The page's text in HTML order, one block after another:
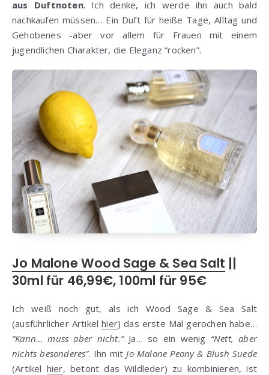
aus Duftnoten. Ich denke, ich werde ihn auch bald
nachkaufen müssen… Ein Duft für heiße Tage, Alltag und
Gehobenes -aber vor allem für Frauen mit einem
jugendlichen Charakter, die Eleganz “rocken”.
Jo Malone Wood Sage & Sea Salt ||
30ml für 46,99€, 100ml für 95€
Ich weiß noch gut, als ich Wood Sage & Sea Salt
(ausführlicher Artikelhier) das erste Mal gerochen habe…
“Kann… muss aber nicht.”Ja… so ein wenig “Nett, aber
nichts besonderes”. Ihn mit Jo Malone Peony & Blush Suede
(Artikel hier, betont das Wildleder) zu kombinieren, ist